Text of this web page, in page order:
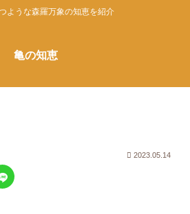
ような森羅万象の知恵を紹介
亀の知恵
2023.05.14